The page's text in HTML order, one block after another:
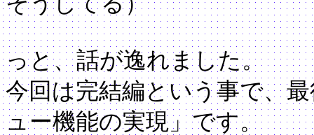
っと、話が逸れました。
今回は完結編という事で、
ュー機能の実現」です。